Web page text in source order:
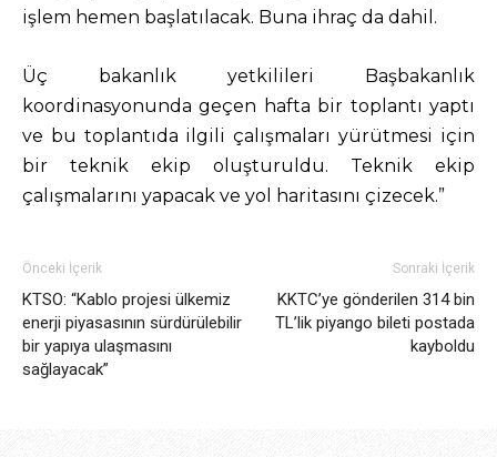
işlem hemen başlatılacak. Buna ihraç da dahil.
Üç bakanlık yetkilileri Başbakanlık
koordinasyonunda geçen hafta bir toplantı yaptı
ve bu toplantıda ilgili çalışmaları yürütmesi için
bir teknik ekip oluşturuldu. Teknik ekip
çalışmalarını yapacak ve yol haritasını çizecek.”
Önceki İçerik
KTSO: “Kablo projesi ülkemiz
enerji piyasasının sürdürülebilir
bir yapıya ulaşmasını
sağlayacak”
Sonraki İçerik
KKTC’ye gönderilen 314 bin
TL’lik piyango bileti postada
kayboldu